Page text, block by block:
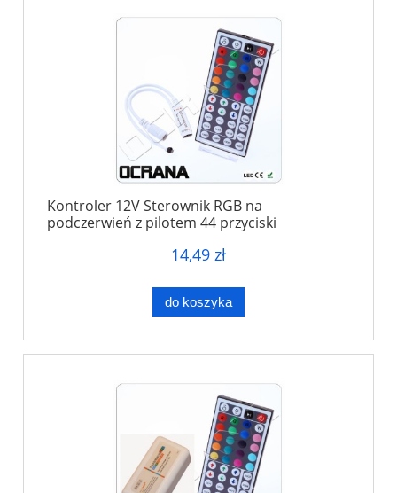
Kontroler 12V Sterownik RGB na
podczerwień z pilotem 44 przyciski
14,49 zł
do koszyka